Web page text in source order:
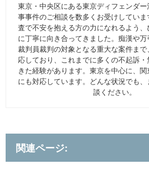
東京・中央区にある東京ディフェンダ
事事件のご相談を数多くお受けしてい
査で不安を抱える方の力になれるよう
に丁寧に向き合ってきました。痴漢や
裁判員裁判の対象となる重大な案件ま
応しており、これまでに多くの不起訴
きた経験があります。東京を中心に、
にも対応しています。どんな状況でも
談ください。
関連ページ: